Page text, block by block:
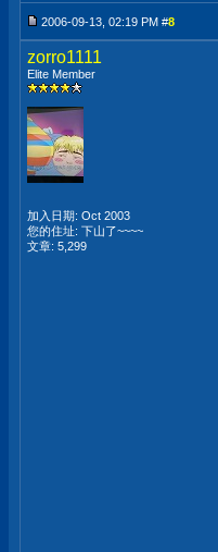
2006-09-13, 02:19 PM #8
zorro1111
Elite Member
加入日期: Oct 2003
您的住址: 下山了~~~~
文章: 5,299